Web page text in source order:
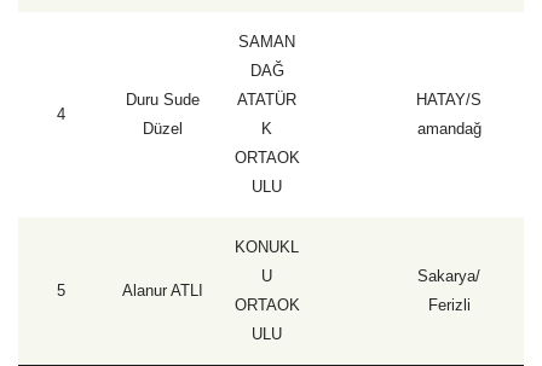
4
Duru Sude
Düzel
SAMAN
DAĞ
ATATÜR
K
ORTAOK
ULU
HATAY/S
amandağ
5 Alanur ATLI
KONUKL
U
ORTAOK
ULU
Sakarya/
Ferizli